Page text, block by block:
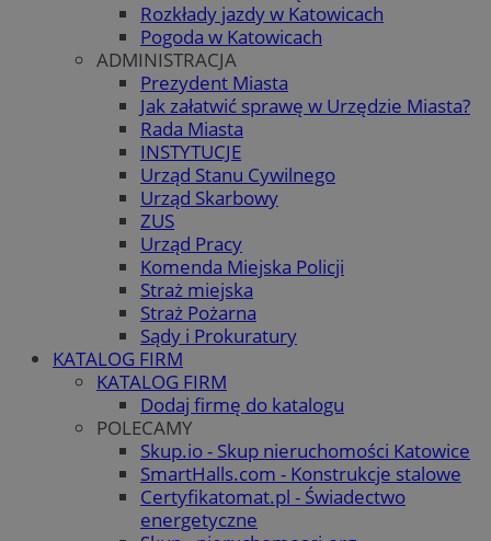
Rozkłady jazdy w Katowicach
Pogoda w Katowicach
ADMINISTRACJA
Prezydent Miasta
Jak załatwić sprawę w Urzędzie Miasta?
Rada Miasta
INSTYTUCJE
Urząd Stanu Cywilnego
Urząd Skarbowy
ZUS
Urząd Pracy
Komenda Miejska Policji
Straż miejska
Straż Pożarna
Sądy i Prokuratury
KATALOG FIRM
KATALOG FIRM
Dodaj firmę do katalogu
POLECAMY
Skup.io - Skup nieruchomości Katowice
SmartHalls.com - Konstrukcje stalowe
Certyfikatomat.pl - Świadectwo
energetyczne